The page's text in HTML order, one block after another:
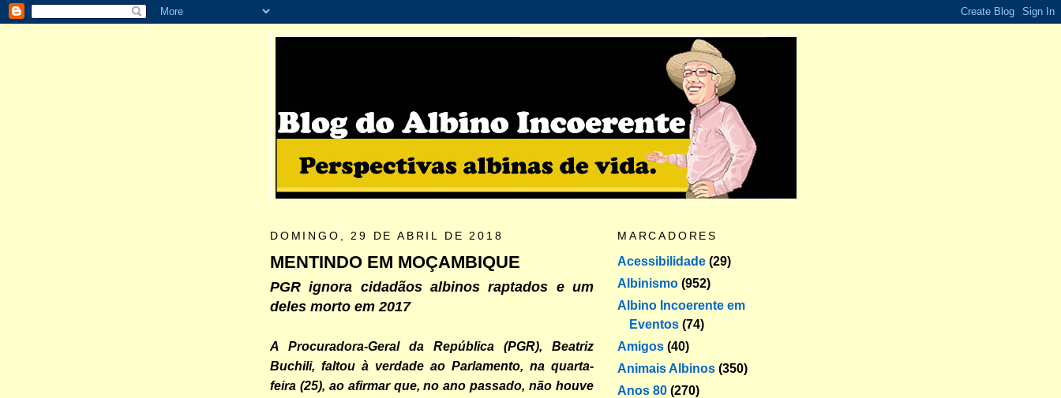
DOMINGO, 29 DE ABRIL DE 2018
MENTINDO EM MOÇAMBIQUE
PGR ignora cidadãos albinos raptados e um
deles morto em 2017
A Procuradora-Geral da República (PGR), Beatriz
Buchili, faltou à verdade ao Parlamento, na quarta-
feira (25), ao afirmar que, no ano passado, não houve
MARCADORES
Acessibilidade (29)
Albinismo (952)
Albino Incoerente em
Eventos (74)
Amigos (40)
Animais Albinos (350)
Anos 80 (270)